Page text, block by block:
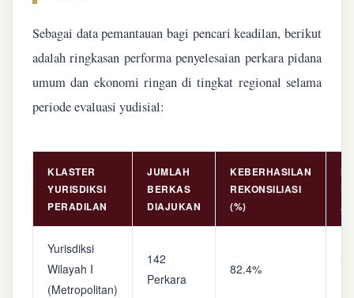
Sebagai data pemantauan bagi pencari keadilan, berikut
adalah ringkasan performa penyelesaian perkara pidana
umum dan ekonomi ringan di tingkat regional selama
periode evaluasi yudisial:
KLASTER
YURISDIKSI
PERADILAN
JUMLAH
BERKAS
DIAJUKAN
KEBERHASILAN
REKONSILIASI
(%)
Yurisdiksi
Wilayah I
(Metropolitan)
142
Perkara
82.4%